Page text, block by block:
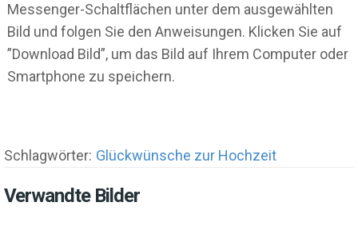
Messenger-Schaltflächen unter dem ausgewählten
Bild und folgen Sie den Anweisungen. Klicken Sie auf
”Download Bild”, um das Bild auf Ihrem Computer oder
Smartphone zu speichern.
Schlagwörter: Glückwünsche zur Hochzeit
Verwandte Bilder